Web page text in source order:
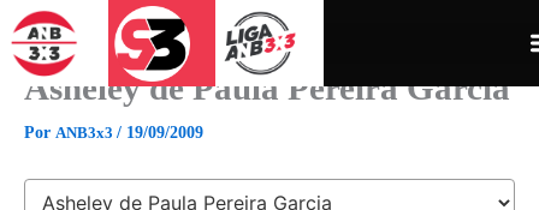
para
conteúdo
Asheley de Paula Pereira Garcia
Por ANB3x3 / 19/09/2009